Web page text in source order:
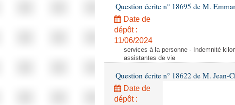
Question écrite n° 18695 de M.
Date de
dépôt :
11/06/2024
services à la personne - Indemnité
assistantes de vie
Question écrite n° 18622 de M. Jean-
Date de
dépôt :